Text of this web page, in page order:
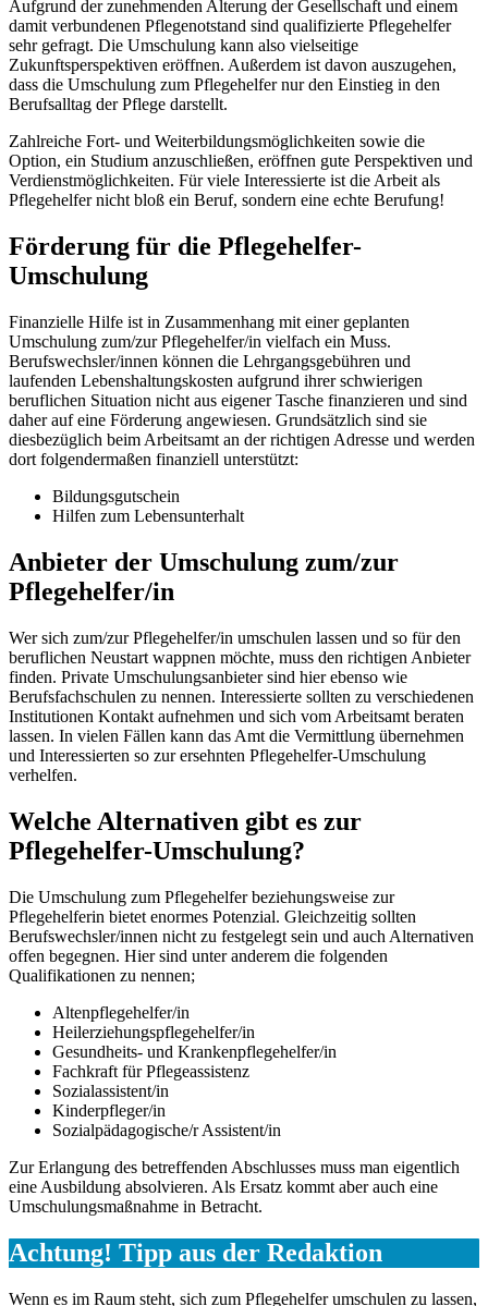
Aufgrund der zunehmenden Alterung der Gesellschaft und einem
damit verbundenen Pflegenotstand sind qualifizierte Pflegehelfer
sehr gefragt. Die Umschulung kann also vielseitige
Zukunftsperspektiven eröffnen. Außerdem ist davon auszugehen,
dass die Umschulung zum Pflegehelfer nur den Einstieg in den
Berufsalltag der Pflege darstellt.
Zahlreiche Fort- und Weiterbildungsmöglichkeiten sowie die
Option, ein Studium anzuschließen, eröffnen gute Perspektiven und
Verdienstmöglichkeiten. Für viele Interessierte ist die Arbeit als
Pflegehelfer nicht bloß ein Beruf, sondern eine echte Berufung!
Förderung für die Pflegehelfer-
Umschulung
Finanzielle Hilfe ist in Zusammenhang mit einer geplanten
Umschulung zum/zur Pflegehelfer/in vielfach ein Muss.
Berufswechsler/innen können die Lehrgangsgebühren und
laufenden Lebenshaltungskosten aufgrund ihrer schwierigen
beruflichen Situation nicht aus eigener Tasche finanzieren und sind
daher auf eine Förderung angewiesen. Grundsätzlich sind sie
diesbezüglich beim Arbeitsamt an der richtigen Adresse und werden
dort folgendermaßen finanziell unterstützt:
Bildungsgutschein
Hilfen zum Lebensunterhalt
Anbieter der Umschulung zum/zur
Pflegehelfer/in
Wer sich zum/zur Pflegehelfer/in umschulen lassen und so für den
beruflichen Neustart wappnen möchte, muss den richtigen Anbieter
finden. Private Umschulungsanbieter sind hier ebenso wie
Berufsfachschulen zu nennen. Interessierte sollten zu verschiedenen
Institutionen Kontakt aufnehmen und sich vom Arbeitsamt beraten
lassen. In vielen Fällen kann das Amt die Vermittlung übernehmen
und Interessierten so zur ersehnten Pflegehelfer-Umschulung
verhelfen.
Welche Alternativen gibt es zur
Pflegehelfer-Umschulung?
Die Umschulung zum Pflegehelfer beziehungsweise zur
Pflegehelferin bietet enormes Potenzial. Gleichzeitig sollten
Berufswechsler/innen nicht zu festgelegt sein und auch Alternativen
offen begegnen. Hier sind unter anderem die folgenden
Qualifikationen zu nennen;
Altenpflegehelfer/in
Heilerziehungspflegehelfer/in
Gesundheits- und Krankenpflegehelfer/in
Fachkraft für Pflegeassistenz
Sozialassistent/in
Kinderpfleger/in
Sozialpädagogische/r Assistent/in
Zur Erlangung des betreffenden Abschlusses muss man eigentlich
eine Ausbildung absolvieren. Als Ersatz kommt aber auch eine
Umschulungsmaßnahme in Betracht.
Achtung! Tipp aus der Redaktion
Wenn es im Raum steht, sich zum Pflegehelfer umschulen zu lassen,